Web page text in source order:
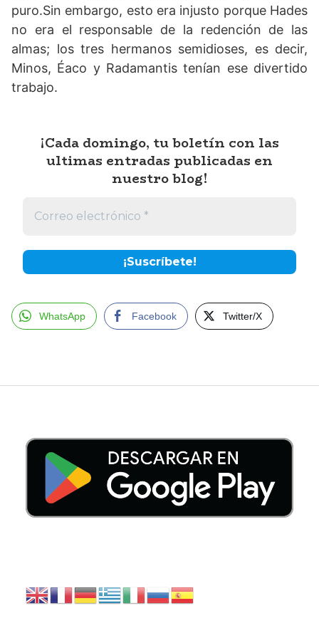
puro.Sin embargo, esto era injusto porque Hades
no era el responsable de la redención de las
almas; los tres hermanos semidioses, es decir,
Minos, Éaco y Radamantis tenían ese divertido
trabajo.
¡Cada domingo, tu boletín con las
ultimas entradas publicadas en
nuestro blog!
WhatsApp Facebook Twitter/X